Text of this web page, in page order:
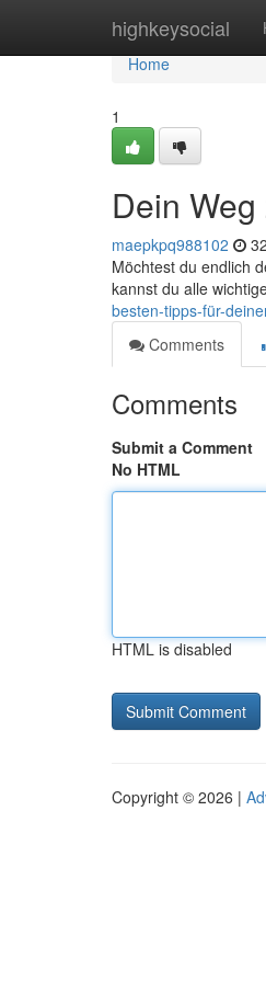
highkeysocial
Home
Home
1
Dein
maepkpq988102
Möchtest du endlich
kannst du alle
besten-tipps-für-
Comments
Comments
Submit a Comment
No HTML
HTML is disabled
Copyright © 2026 |